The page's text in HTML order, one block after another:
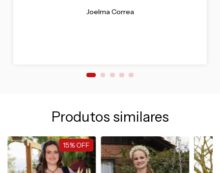
Joelma Correa
Produtos similares
15%OFF